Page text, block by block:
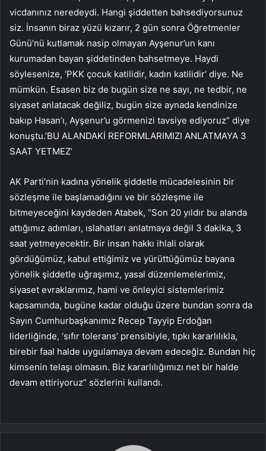
vicdanınız neredeydi. Hangi şiddetten bahsediyorsunuz
siz. İnsanın biraz yüzü kızarır, 2 gün sonra Öğretmenler
Günü’nü kutlamak nasip olmayan Ayşenur’un kanı
kurumadan bayan şiddetinden bahsetmeye. Haydi
söylesenize, ‘PKK çocuk katilidir, kadın katilidir’ diye. Ne
mümkün. Esasen biz de bugün size ne sayı, ne tedbir, ne
siyaset anlatacak değiliz, bugün size aynada kendinize
bakıp Hasan’ı, Ayşenur’u görmenizi tavsiye ediyoruz” diye
konuştu.’BU ALANDAKİ REFORMLARIMIZI ANLATMAYA 3
SAAT YETMEZ’
AK Parti’nin kadına yönelik şiddetle mücadelesinin bir
sözleşme ile başlamadığını ve bir sözleşme ile
bitmeyeceğini kaydeden Atabek, “Son 20 yıldır bu alanda
attığımız adımları, ıslahatları anlatmaya değil 3 dakika, 3
saat yetmeyecektir. Bir insan hakkı ihlali olarak
gördüğümüz, kabul ettiğimiz ve yürüttüğümüz bayana
yönelik şiddetle uğraşımız, yasal düzenlemelerimiz,
siyaset evraklarımız, hami ve önleyici sistemlerimiz
kapsamında, bugüne kadar olduğu üzere bundan sonra da
Sayın Cumhurbaşkanımız Recep Tayyip Erdoğan
liderliğinde, ‘sıfır tolerans’ prensibiyle, tıpkı kararlılıkla,
birebir faal halde uygulamaya devam edeceğiz. Bundan hiç
kimsenin telaşı olmasın. Biz kararlılığımızı net bir halde
devam ettiriyoruz” sözlerini kullandı.